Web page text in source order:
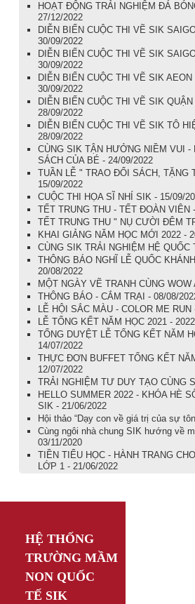
HOẠT ĐỘNG TRẢI NGHIỆM ĐÁ
27/12/2022
DIỄN BIẾN CUỘC THI VẼ SIK
30/09/2022
DIỄN BIẾN CUỘC THI VẼ SIK
30/09/2022
DIỄN BIẾN CUỘC THI VẼ SIK
30/09/2022
DIỄN BIẾN CUỘC THI VẼ SIK
28/09/2022
DIỄN BIẾN CUỘC THI VẼ SIK TÔ
28/09/2022
CÙNG SIK TẬN HƯỞNG NIỀM VUI -
SÁCH CỦA BÉ - 24/09/2022
TUẦN LỄ " TRAO ĐỔI SÁCH, TẶNG
15/09/2022
CUỘC THI HỌA SĨ NHÍ SIK - 15/09/
TẾT TRUNG THU - TẾT ĐOÀN VIÊN
TẾT TRUNG THU " NỤ CƯỜI ĐÊM
KHAI GIẢNG NĂM HỌC MỚI 2022 -
CÙNG SIK TRẢI NGHIỆM HỆ QUỐC
THÔNG BÁO NGHĨ LỄ QUỐC
20/08/2022
MỘT NGÀY VẼ TRANH CÙNG WOW
THÔNG BÁO - CẮM TRẠI - 08/08/
LỄ HỘI SẮC MÀU - COLOR ME RUN
LỄ TỔNG KẾT NĂM HỌC 2021 -
TỔNG DUYỆT LỄ TỔNG KẾT NĂM
14/07/2022
THỰC ĐƠN BUFFET TỔNG KẾT
12/07/2022
TRẢI NGHIỆM TƯ DUY TẠO CÙNG
HELLO SUMMER 2022 - KHÓA HÈ
SIK - 21/06/2022
Hội thảo “Dạy con về giá trị của sự
Cùng ngôi nhà chung SIK hướng về
03/11/2020
TIỀN TIỂU HỌC - HÀNH TRANG
LỚP 1 - 21/06/2022
HỆ THỐNG
TRƯỜNG MẦM
NON QUỐC
TẾ SIK